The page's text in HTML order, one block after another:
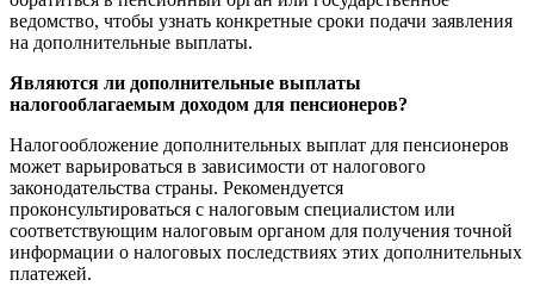
ведомство, чтобы узнать конкретные сроки подачи заявления
на дополнительные выплаты.
Являются ли дополнительные выплаты
налогооблагаемым доходом для пенсионеров?
Налогообложение дополнительных выплат для пенсионеров
может варьироваться в зависимости от налогового
законодательства страны. Рекомендуется
проконсультироваться с налоговым специалистом или
соответствующим налоговым органом для получения точной
информации о налоговых последствиях этих дополнительных
платежей.